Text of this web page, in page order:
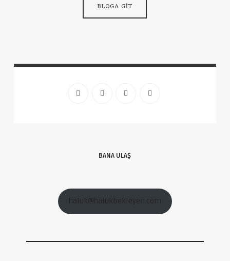
BLOGA GIT
BANA ULAŞ
haluk@halukbekleyen.com